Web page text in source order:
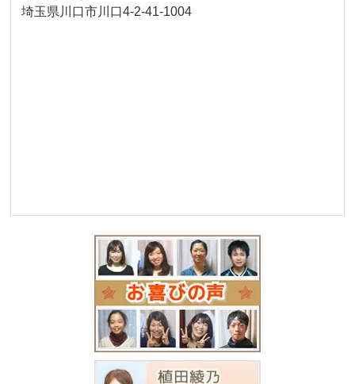
埼玉県川口市川口4-2-41-1004